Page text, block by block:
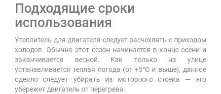
Подходящие сроки
использования
Утеплитель для двигателя следует расчехлять с приходом
холодов. Обычно этот сезон начинается в конце осени и
заканчивается весной. Как только на улице
устанавливается теплая погода (от +5°С и выше), данное
одеяло следует убирать из моторного отсека — это
убережет двигатель от перегрева.